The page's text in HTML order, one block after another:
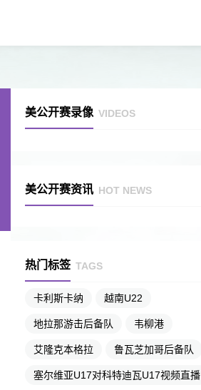
美公开赛录像 VIDEOS
美公开赛资讯 HOT NEWS
热门标签 TAGS
卡利斯卡纳 越南U22
地拉那游击后备队 韦柳港
艾隆克本格拉 鲁瓦芝加哥后备队
塞尔维亚U17对科特迪瓦U17视频直播